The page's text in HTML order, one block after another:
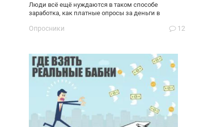
Люди всё ещё нуждаются в таком способе
заработка, как платные опросы за деньги в
Опросники 12